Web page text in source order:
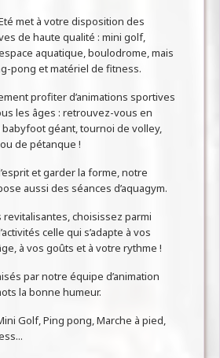
met à votre disposition des
de haute qualité : mini golf,
aquatique, boulodrome, mais
pong et matériel de fitness.
profiter d’animations sportives
les âges : retrouvez-vous en
babyfoot géant, tournoi de volley,
de pétanque !
et garder la forme, notre
aussi des séances d’aquagym.
revitalisantes, choisissez parmi
celle qui s’adapte à vos
à vos goûts et à votre rythme !
par notre équipe d’animation
la bonne humeur.
Golf, Ping pong, Marche à pied,